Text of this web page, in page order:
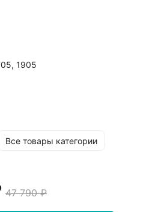
1905
Все товары категории
47 790 ₽